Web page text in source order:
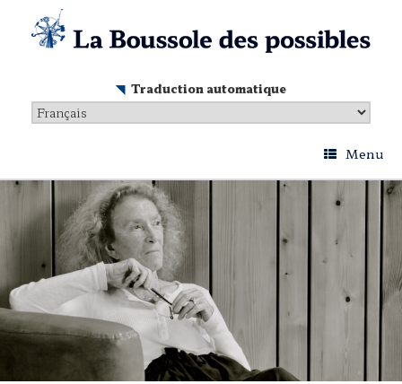
content
Traduction automatique
Menu